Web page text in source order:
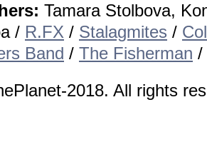
Tamara Stolbova,
/ R.FX / Stalagmites /
Band / The Fisherman /
2018. All rights